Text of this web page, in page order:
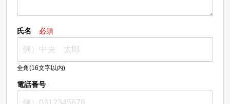
氏名 必須
全角(16文字以内)
電話番号